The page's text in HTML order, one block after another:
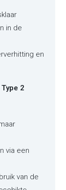
in de
en
2
via een
van de